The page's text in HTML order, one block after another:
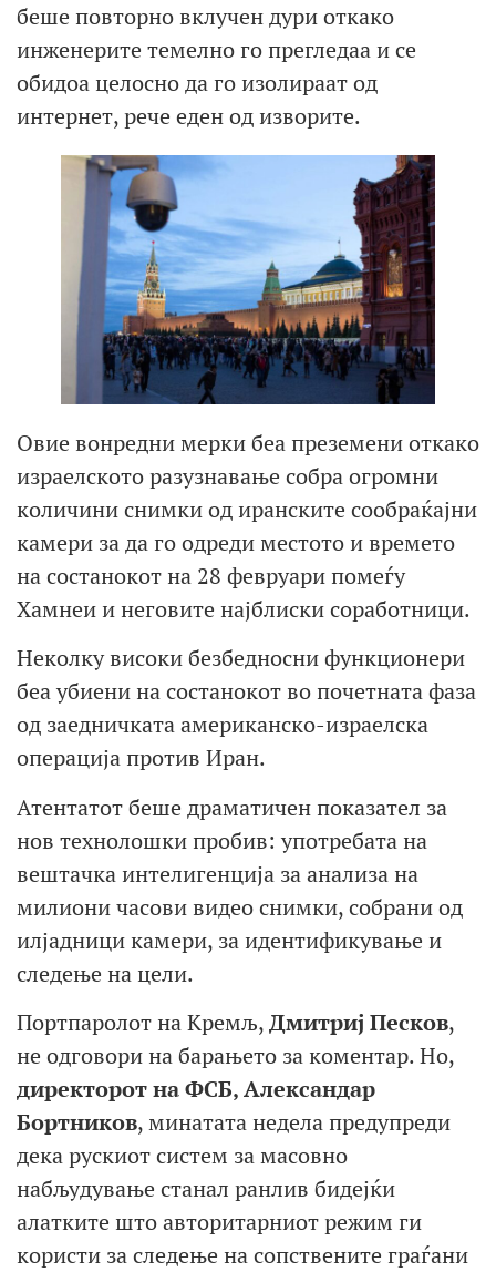
беше повторно вклучен дури откако
инженерите темелно го прегледаа и се
обидоа целосно да го изолираат од
интернет, рече еден од изворите.
Овие вонредни мерки беа преземени откако
израелското разузнавање собра огромни
количини снимки од иранските сообраќајни
камери за да го одреди местото и времето
на состанокот на 28 февруари помеѓу
Хамнеи и неговите најблиски соработници.
Неколку високи безбедносни функционери
беа убиени на состанокот во почетната фаза
од заедничката американско-израелска
операција против Иран.
Атентатот беше драматичен показател за
нов технолошки пробив: употребата на
вештачка интелигенција за анализа на
милиони часови видео снимки, собрани од
илјадници камери, за идентификување и
следење на цели.
Портпаролот на Кремљ,Дмитриј Песков,
не одговори на барањето за коментар. Но,
директорот на ФСБ, Александар
Бортников, минатата недела предупреди
дека рускиот систем за масовно
набљудување станал ранлив бидејќи
алатките што авторитарниот режим ги
користи за следење на сопствените граѓани